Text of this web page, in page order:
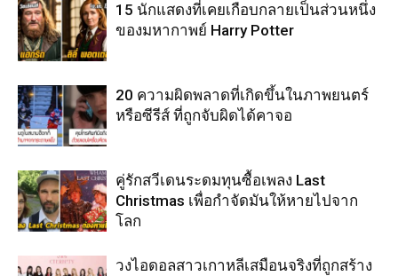
15 นักแสดงที่เคยเกือบกลายเป็นส่วนหนึ่ง
ของมหากาพย์ Harry Potter
20 ความผิดพลาดที่เกิดขึ้นในภาพยนตร์
หรือซีรีส์ ที่ถูกจับผิดได้คาจอ
คู่รักสวีเดนระดมทุนซื้อเพลง Last
Christmas เพื่อกำจัดมันให้หายไปจาก
โลก
วงไอดอลสาวเกาหลีเสมือนจริงที่ถูกสร้าง